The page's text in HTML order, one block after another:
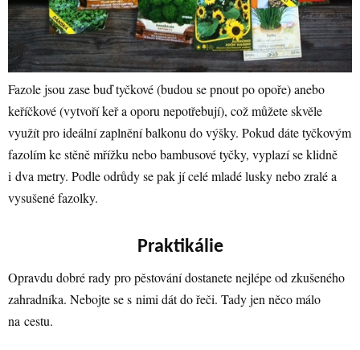
Fazole jsou zase buď tyčkové (budou se pnout po opoře) anebo
keříčkové (vytvoří keř a oporu nepotřebují), což můžete skvěle
využít pro ideální zaplnění balkonu do výšky. Pokud dáte tyčkovým
fazolím ke stěně mřížku nebo bambusové tyčky, vyplazí se klidně
i dva metry. Podle odrůdy se pak jí celé mladé lusky nebo zralé a
vysušené fazolky.
Praktikálie
Opravdu dobré rady pro pěstování dostanete nejlépe od zkušeného
zahradníka. Nebojte se s nimi dát do řeči. Tady jen něco málo
na cestu.